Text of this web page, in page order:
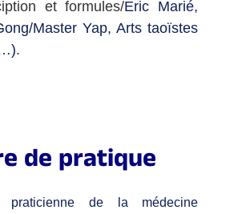
et formules/Eric Marié,
Master Yap, Arts taoïstes
.
de pratique
de la médecine